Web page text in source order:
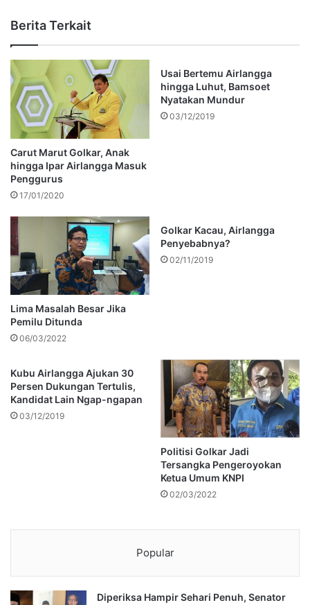
Berita Terkait
Carut Marut Golkar, Anak
hingga Ipar Airlangga Masuk
Penggurus
17/01/2020
Usai Bertemu Airlangga
hingga Luhut, Bamsoet
Nyatakan Mundur
03/12/2019
Lima Masalah Besar Jika
Pemilu Ditunda
06/03/2022
Golkar Kacau, Airlangga
Penyebabnya?
02/11/2019
Kubu Airlangga Ajukan 30
Persen Dukungan Tertulis,
Kandidat Lain Ngap-ngapan
03/12/2019
Politisi Golkar Jadi
Tersangka Pengeroyokan
Ketua Umum KNPI
02/03/2022
Popular
Diperiksa Hampir Sehari Penuh, Senator